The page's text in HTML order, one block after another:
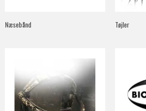
Næsebånd Tøjler